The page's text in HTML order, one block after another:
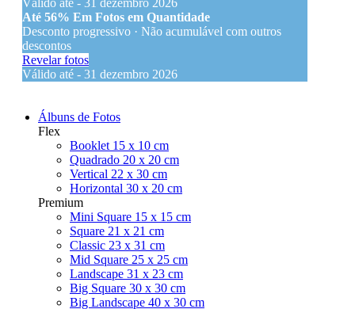
Até 56% Em Fotos em Quantidade
Desconto progressivo · Não acumulável com outros
descontos
Revelar fotos
Válido até - 31 dezembro 2026
Álbuns de Fotos
Flex
Booklet 15 x 10 cm
Quadrado 20 x 20 cm
Vertical 22 x 30 cm
Horizontal 30 x 20 cm
Premium
Mini Square 15 x 15 cm
Square 21 x 21 cm
Classic 23 x 31 cm
Mid Square 25 x 25 cm
Landscape 31 x 23 cm
Big Square 30 x 30 cm
Big Landscape 40 x 30 cm